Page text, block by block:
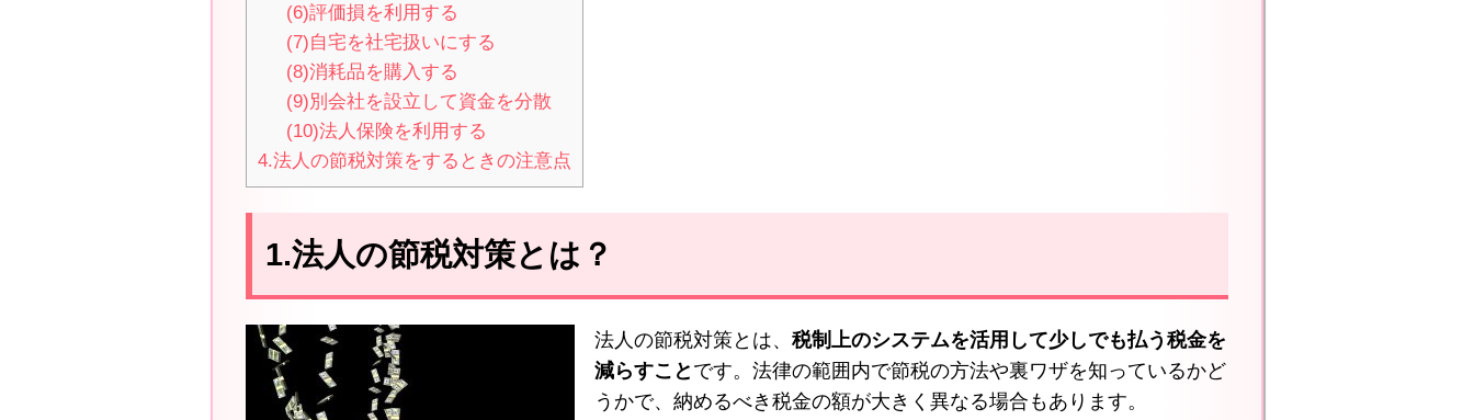
(6)評価損を利用する
(7)自宅を社宅扱いにする
(8)消耗品を購入する
(9)別会社を設立して資金を分散
(10)法人保険を利用する
4.法人の節税対策をするときの注意点
1.法人の節税対策とは？
法人の節税対策とは、 税制上のシステムを活用して少しでも払う税金を
減らすこと です。法律の範囲内で節税の方法や裏ワザを知っているかど
うかで、納めるべき税金の額が大きく異なる場合もあります。